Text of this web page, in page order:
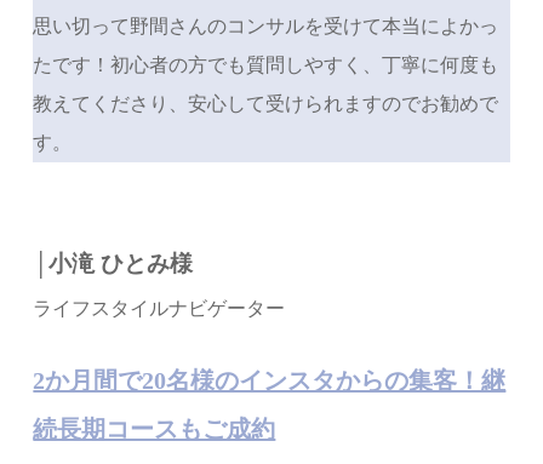
思い切って野間さんのコンサルを受けて本当によかっ
たです！初心者の方でも質問しやすく、丁寧に何度も
教えてくださり、安心して受けられますのでお勧めで
す。
│小滝 ひとみ様
ライフスタイルナビゲーター
2か月間で20名様のインスタからの集客！継
続長期コースもご成約